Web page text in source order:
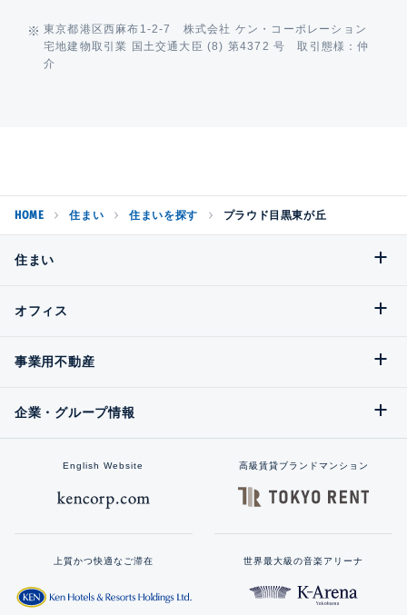
東京都港区西麻布1-2-7 株式会社 ケン・コーポレーション
宅地建物取引業 国土交通大臣 (8) 第4372 号 取引態様：仲
介
HOME 住まい 住まいを探す プラウド目黒東が丘
住まい
オフィス
事業用不動産
企業・グループ情報
English Website 高級賃貸ブランドマンション
上質かつ快適なご滞在 世界最大級の音楽アリーナ